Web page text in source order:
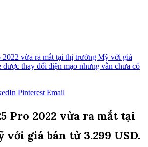
Pinterest Email
Pro 2022 vừa ra mắt tại
giá bán từ 3.299 USD.